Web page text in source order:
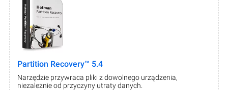
Partition Recovery™ 5.4
Narzędzie przywraca pliki z dowolnego urządzenia,
niezależnie od przyczyny utraty danych.